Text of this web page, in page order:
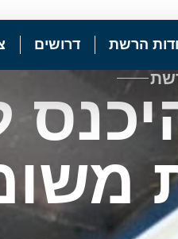
הרשת דרושים